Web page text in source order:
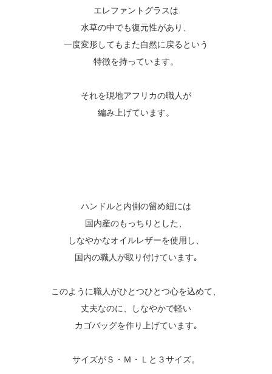
エレファントグラスは
水草の中でも復元性があり、
一度変形してもまた自然に戻るという
特徴を持っています。
それを現地アフリカの職人が
編み上げています。
ハンドルと内側の留め紐には
国内産のもっちりとした、
しなやかなオイルレザーを使用し、
国内の職人が取り付けています｡
このように職人がひとつひとつ心を込めて、
丈夫なのに、しなやかで軽い
カゴバッグを作り上げています｡
サイズがＳ・Ｍ・Ｌと３サイズ。